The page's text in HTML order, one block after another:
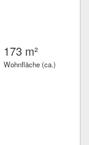
173 m²
Wohnfläche (ca.)